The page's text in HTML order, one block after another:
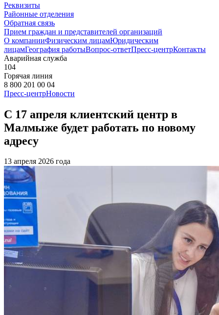
Реквизиты
Районные отделения
Обратная связь
Прием граждан и представителей организаций
О компанииФизическим лицамЮридическим
лицамГеография работыВопрос-ответПресс-центрКонтакты
Аварийная служба
104
Горячая линия
8 800 201 00 04
Пресс-центрНовости
С 17 апреля клиентский центр в
Малмыже будет работать по новому
адресу
13 апреля 2026 года